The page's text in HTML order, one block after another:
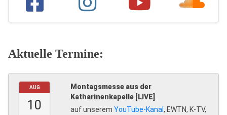
Aktuelle Termine:
AUG
10
Montagsmesse aus der
Katharinenkapelle [LIVE]
auf unserem YouTube-Kanal, EWTN, K-TV,